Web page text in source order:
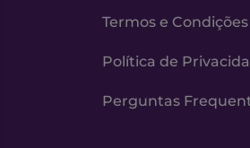
Termos e Condições
Política de
Perguntas